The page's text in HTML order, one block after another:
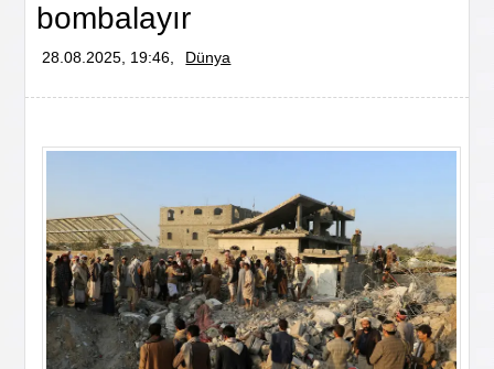
bombalayır
28.08.2025, 19:46, Dünya